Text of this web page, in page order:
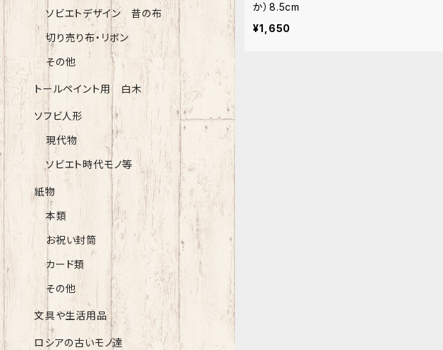
か）8.5cm
¥1,650
ソビエトデザイン 昔の布
切り売り布・リボン
その他
トールペイント用 白木
ソフビ人形
現代物
ソビエト時代モノ等
紙物
本類
お祝い封筒
カード類
その他
文具や生活用品
ロシアの古いモノ達